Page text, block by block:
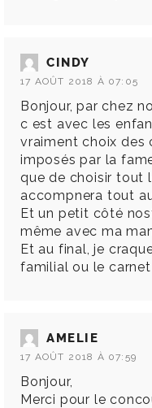
CINDY
17 AOÛT 2018 À 07:05
Bonjour, par chez
c est avec les
vraiment choix des
imposés par la
que de choisir tout
accompnera tout
Et un petit côté
même avec ma
Et au final, je
familial ou le
AMELIE
17 AOÛT 2018 À 07:59
Bonjour,
Merci pour le